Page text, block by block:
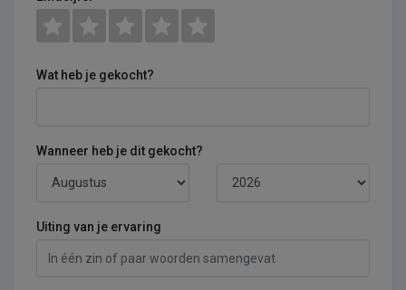
Wat heb je gekocht?
Wanneer heb je dit gekocht?
Uiting van je ervaring